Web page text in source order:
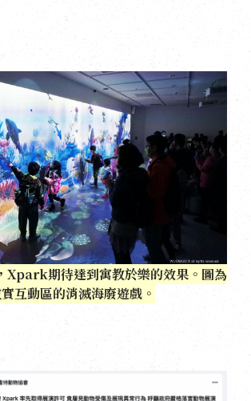
Xpark期待達到寓教於樂的效果。圖為
互動區的消滅海廢遊戲。